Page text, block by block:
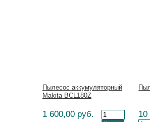
Пылесос аккумуляторный
Makita BCL180Z
1 600,00 руб. 10